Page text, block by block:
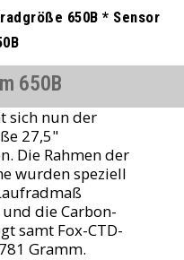
650B * Sensor
650B
sich nun der
27,5"
Die Rahmen der
wurden speziell
die Carbon-
samt Fox-CTD-
Gramm.